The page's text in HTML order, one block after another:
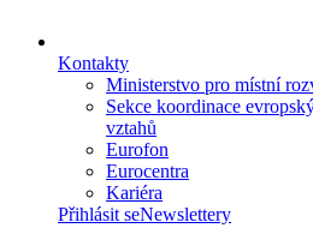
Kontakty
Ministerstvo pro místní
Sekce koordinace
vztahů
Eurofon
Eurocentra
Kariéra
Přihlásit seNewslettery